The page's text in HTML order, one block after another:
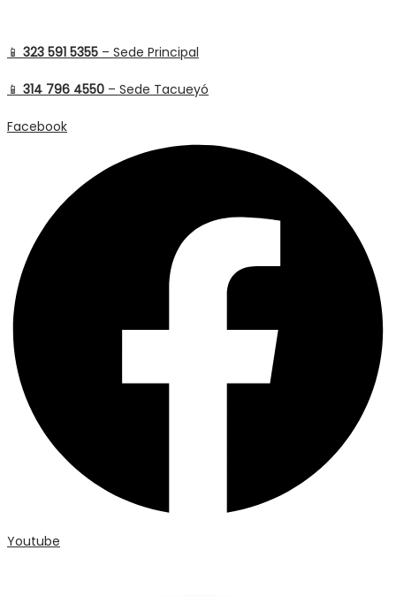
📱 323 591 5355 – Sede Principal
📱 314 796 4550 – Sede Tacueyó
Facebook
Youtube